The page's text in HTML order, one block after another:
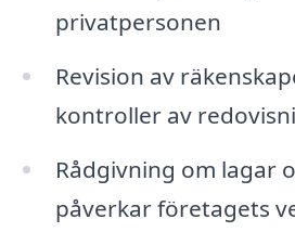
privatpersonen
Revision av
kontroller av
Rådgivning om lagar
påverkar företagets